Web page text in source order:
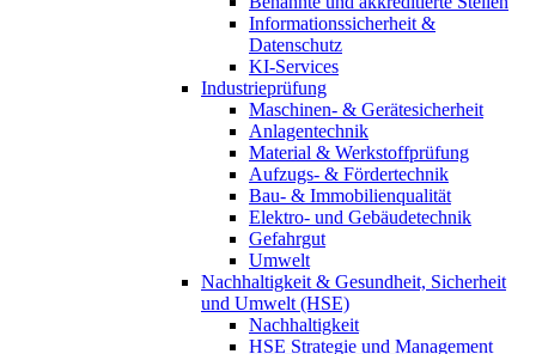
Informationssicherheit &
Datenschutz
KI-Services
Industrieprüfung
Maschinen- & Gerätesicherheit
Anlagentechnik
Material & Werkstoffprüfung
Aufzugs- & Fördertechnik
Bau- & Immobilienqualität
Elektro- und Gebäudetechnik
Gefahrgut
Umwelt
Nachhaltigkeit & Gesundheit, Sicherheit
und Umwelt (HSE)
Nachhaltigkeit
HSE Strategie und Management